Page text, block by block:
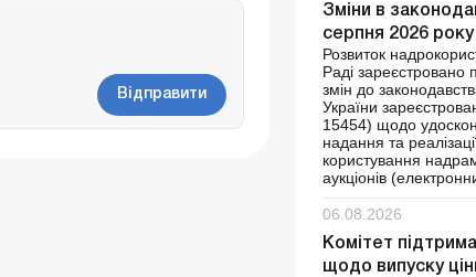
Відправити
Зміни в
серпня 2026 року
Розвиток
Раді зареєстровано
змін до
України
15454) щодо
надання та
користування
аукціонів
06.08.2026
Комітет
щодо випуску